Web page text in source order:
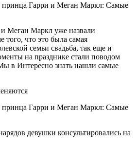
Меган Маркл уже назвали
того, что это была самая
семьи свадьба, так еще и
на празднике стали поводом
в Интересно знать нашли самые
девушки консультировались на